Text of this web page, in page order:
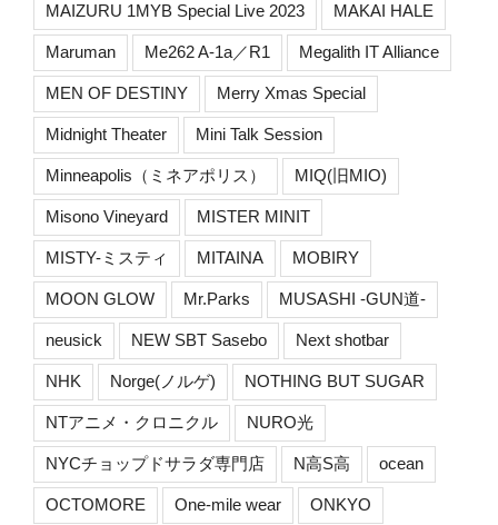
MAIZURU 1MYB Special Live 2023 MAKAI HALE
Maruman Me262 A-1a／R1 Megalith IT Alliance
MEN OF DESTINY Merry Xmas Special
Midnight Theater Mini Talk Session
Minneapolis（ミネアポリス） MIQ(旧MIO)
Misono Vineyard MISTER MINIT
MISTY-ミスティ MITAINA MOBIRY
MOON GLOW Mr.Parks MUSASHI -GUN道-
neusick NEW SBT Sasebo Next shotbar
NHK Norge(ノルゲ) NOTHING BUT SUGAR
NTアニメ・クロニクル NURO光
NYCチョップドサラダ専門店 N高S高 ocean
OCTOMORE One-mile wear ONKYO